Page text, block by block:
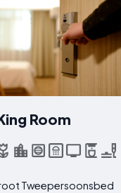
Room
Tweepersoonsbed